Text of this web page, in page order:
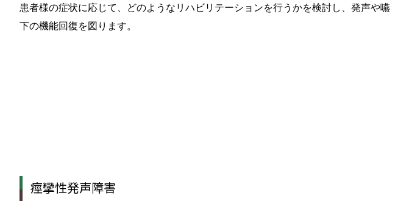
患者様の症状に応じて、どのようなリハビリテーションを行うかを検討し、発声や嚥
下の機能回復を図ります。
痙攣性発声障害